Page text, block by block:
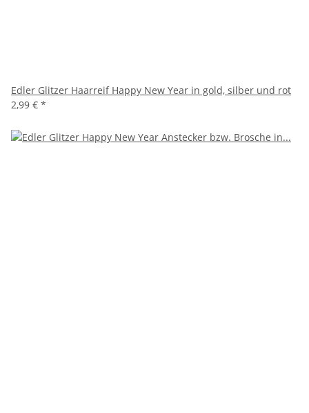
Edler Glitzer Haarreif Happy New Year in gold, silber und rot
2,99 € *